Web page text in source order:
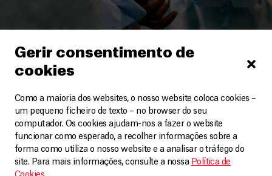
Gerir consentimento de
cookies
Como a maioria dos websites, o nosso website coloca cookies –
um pequeno ficheiro de texto – no browser do seu
computador. Os cookies ajudam-nos a fazer o website
funcionar como esperado, a recolher informações sobre a
forma como utiliza o nosso website e a analisar o tráfego do
site. Para mais informações, consulte a nossa Política de
Haiti
Número recorde de feridos a tiro no hospital da MSF
em Port au Prince
Vídeos 14 Fevereiro, 2026